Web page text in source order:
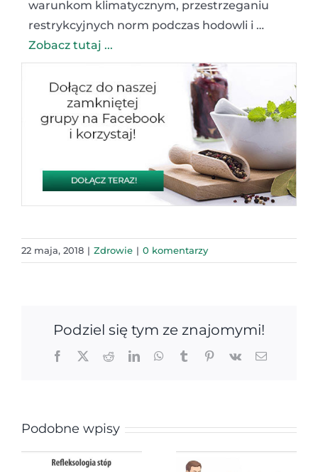
warunkom klimatycznym, przestrzeganiu
restrykcyjnych norm podczas hodowli i …
Zobacz tutaj ...
22 maja, 2018 | Zdrowie | 0 komentarzy
Podziel się tym ze znajomymi!
Facebook
X RedditLinkedInWhatsApp
TumblrPinterest
Vk Email
Podobne wpisy